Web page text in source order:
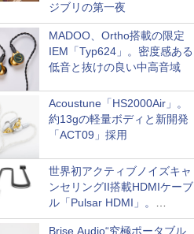
ジブリの第一夜
MADOO、Ortho搭載の限定
IEM「Typ624」。密度感ある
低音と抜けの良い中高音域
Acoustune「HS2000Air」。
約13gの軽量ボディと新開発
「ACT09」採用
世界初アクティブノイズキャ
ンセリングII搭載HDMIケーブ
ル「Pulsar HDMI」。
SilentPowerから
Brise Audio“究極ポータブル